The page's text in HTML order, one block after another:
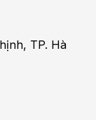
TP. Hà